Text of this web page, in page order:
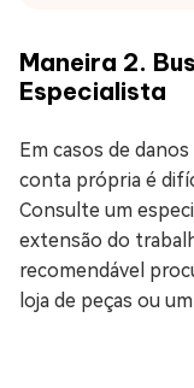
Maneira 2.
Especialista
Em casos de
conta própria é
Consulte um
extensão do
recomendável
loja de peças ou